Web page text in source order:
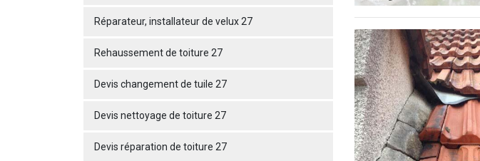
Réparateur, installateur de velux 27
Rehaussement de toiture 27
Devis changement de tuile 27
Devis nettoyage de toiture 27
Devis réparation de toiture 27